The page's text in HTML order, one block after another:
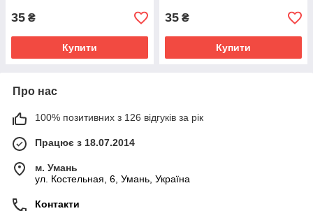
35 ₴
Купити
35 ₴
Купити
Про нас
100% позитивних з 126 відгуків за рік
Працює з 18.07.2014
м. Умань
ул. Костельная, 6, Умань, Україна
Контакти